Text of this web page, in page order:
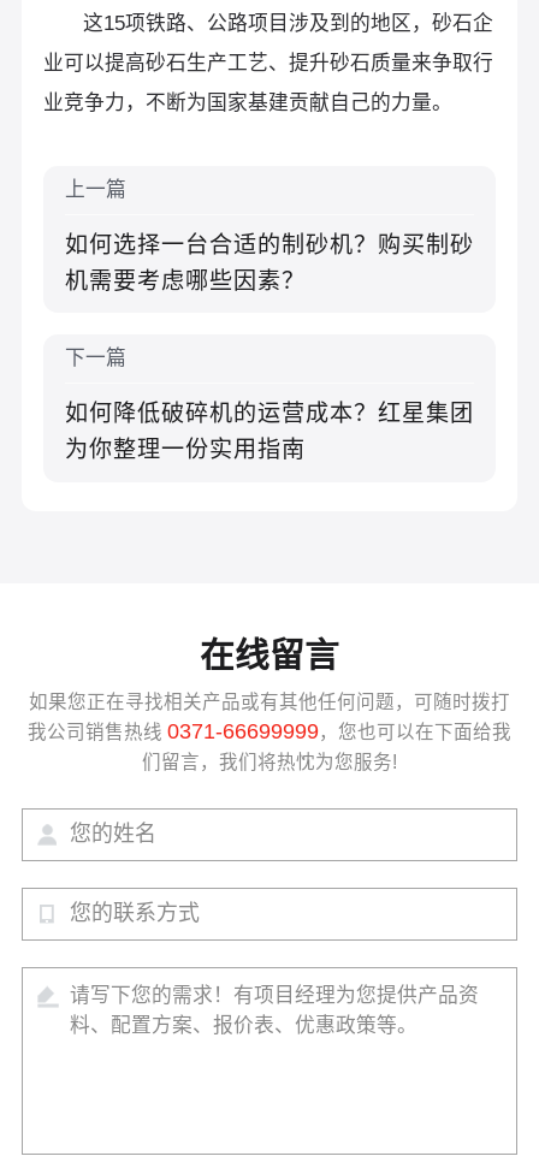
这15项铁路、公路项目涉及到的地区，砂石企
业可以提高砂石生产工艺、提升砂石质量来争取行
业竞争力，不断为国家基建贡献自己的力量。
上一篇
如何选择一台合适的制砂机？购买制砂
机需要考虑哪些因素？
下一篇
如何降低破碎机的运营成本？红星集团
为你整理一份实用指南
在线留言
如果您正在寻找相关产品或有其他任何问题，可随时拨打
我公司销售热线 0371-66699999，您也可以在下面给我
们留言，我们将热忱为您服务!